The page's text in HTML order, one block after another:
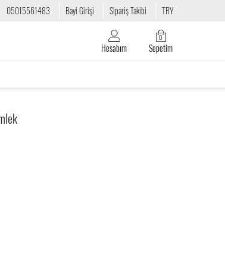
05015561483 Bayi Girişi Sipariş Takibi TRY
Hesabım
0
Sepetim